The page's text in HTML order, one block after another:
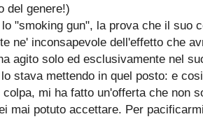
del genere!)
"smoking gun", la prova che il suo
ne' inconsapevole dell'effetto che
agito solo ed esclusivamente nel
stava mettendo in quel posto: e
mi ha fatto un'offerta che non
mai potuto accettare. Per